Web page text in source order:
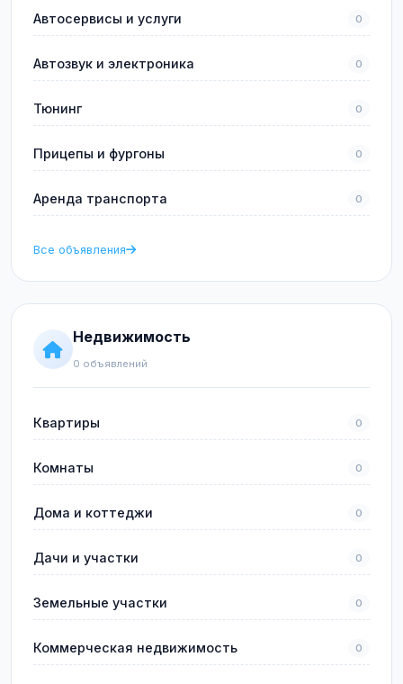
Автосервисы и услуги 0
Автозвук и электроника 0
Тюнинг 0
Прицепы и фургоны 0
Аренда транспорта 0
Все объявления
Недвижимость
0 объявлений
Квартиры 0
Комнаты 0
Дома и коттеджи 0
Дачи и участки 0
Земельные участки 0
Коммерческая недвижимость 0